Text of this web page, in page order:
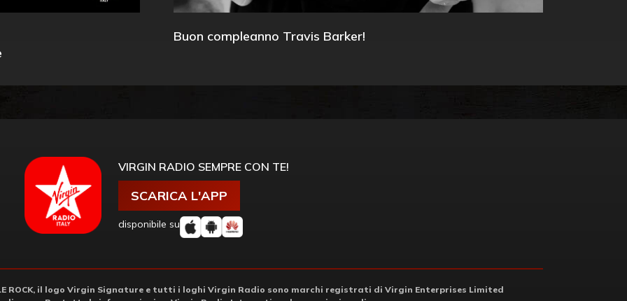
Buon compleanno Travis Barker!
VIRGIN RADIO SEMPRE CON TE!
SCARICA L'APP
disponibile su
ROCK, il logo Virgin Signature e tutti i loghi Virgin Radio sono marchi registrati di Virgin Enterprises Limited